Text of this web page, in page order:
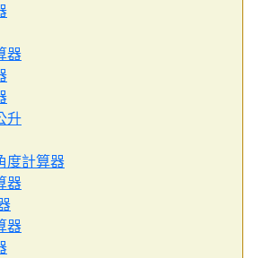
器
升
度計算器
器
器